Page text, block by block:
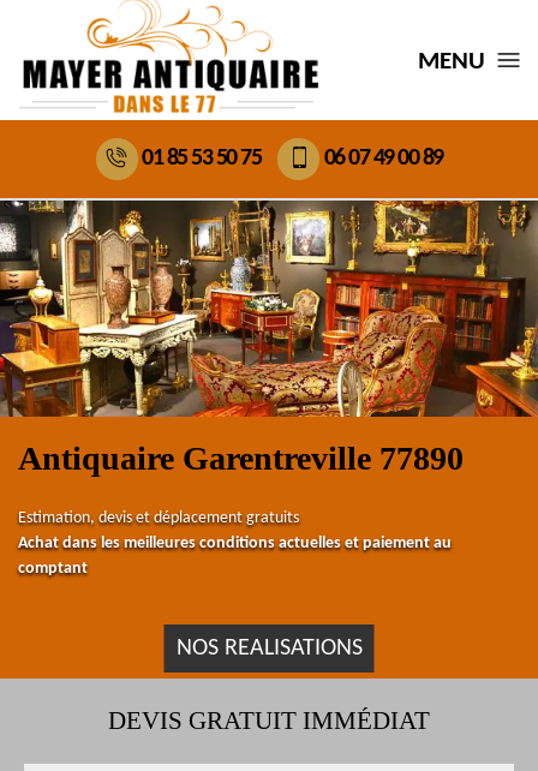
MENU
01 85 53 50 75 06 07 49 00 89
Antiquaire Garentreville 77890
Estimation, devis et déplacement gratuits
Achat dans les meilleures conditions actuelles et paiement au
comptant
NOS REALISATIONS
DEVIS GRATUIT IMMÉDIAT